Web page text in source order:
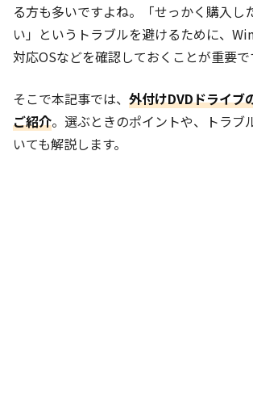
る方も多いですよね。「せっかく購入し
い」というトラブルを避けるために、
対応OSなどを確認しておくことが重要で
そこで本記事では、 外付けDVDドライブ
ご紹介。選ぶときのポイントや、トラブ
いても解説します。